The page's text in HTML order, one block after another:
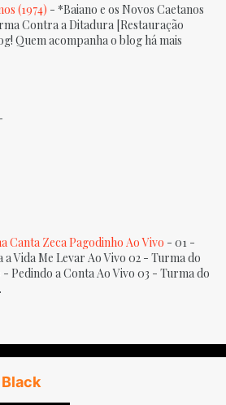
(1974) - *Baiano e os Novos Caetanos
Contra a Ditadura [Restauração
Quem acompanha o blog há mais
Canta Zeca Pagodinho Ao Vivo - 01 -
Vida Me Levar Ao Vivo 02 - Turma do
Pedindo a Conta Ao Vivo 03 - Turma do